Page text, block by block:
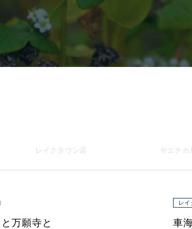
レイク タウン店 ヤエチカ
万願寺と
レイ
車